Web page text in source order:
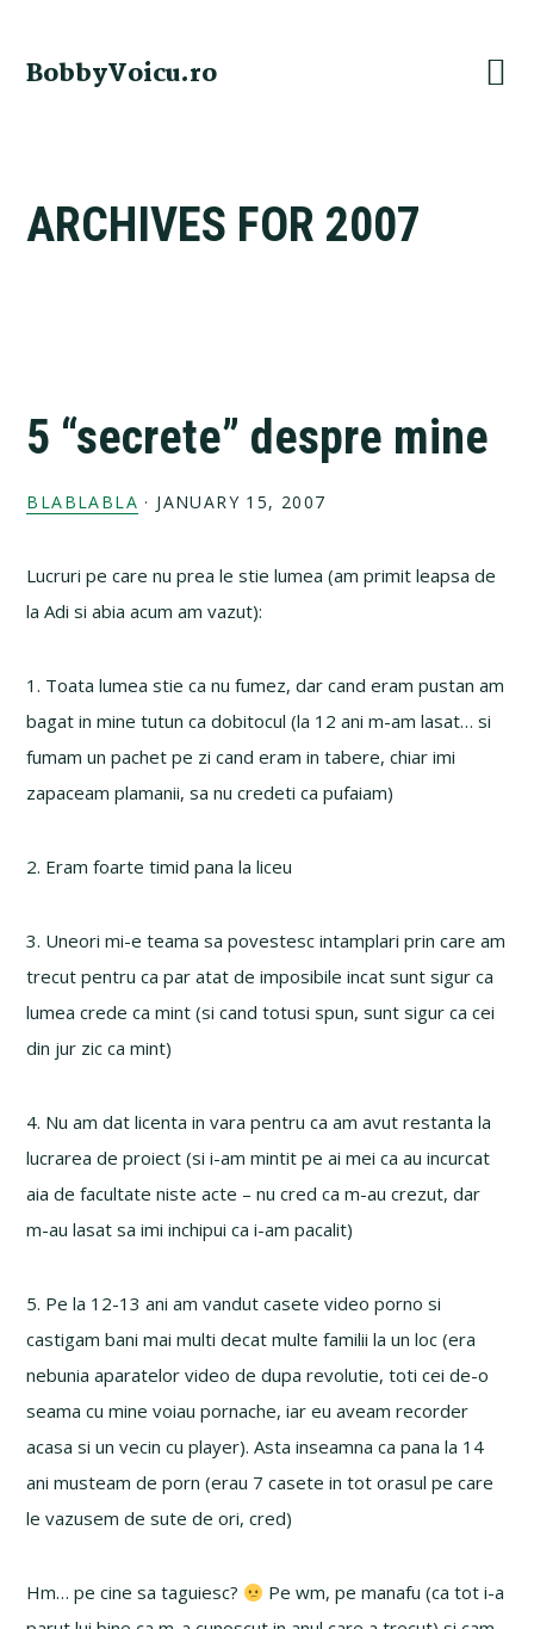
primary
main
primary
footer
BobbyVoicu.ro
ARCHIVES FOR 2007
5 “secrete” despre mine
BLABLABLA · JANUARY 15, 2007
Lucruri pe care nu prea le stie lumea (am primit leapsa de
la Adi si abia acum am vazut):
1. Toata lumea stie ca nu fumez, dar cand eram pustan am
bagat in mine tutun ca dobitocul (la 12 ani m-am lasat… si
fumam un pachet pe zi cand eram in tabere, chiar imi
zapaceam plamanii, sa nu credeti ca pufaiam)
2. Eram foarte timid pana la liceu
3. Uneori mi-e teama sa povestesc intamplari prin care am
trecut pentru ca par atat de imposibile incat sunt sigur ca
lumea crede ca mint (si cand totusi spun, sunt sigur ca cei
din jur zic ca mint)
4. Nu am dat licenta in vara pentru ca am avut restanta la
lucrarea de proiect (si i-am mintit pe ai mei ca au incurcat
aia de facultate niste acte – nu cred ca m-au crezut, dar
m-au lasat sa imi inchipui ca i-am pacalit)
5. Pe la 12-13 ani am vandut casete video porno si
castigam bani mai multi decat multe familii la un loc (era
nebunia aparatelor video de dupa revolutie, toti cei de-o
seama cu mine voiau pornache, iar eu aveam recorder
acasa si un vecin cu player). Asta inseamna ca pana la 14
ani musteam de porn (erau 7 casete in tot orasul pe care
le vazusem de sute de ori, cred)
Hm… pe cine sa taguiesc?
Pe wm, pe manafu (ca tot i-a